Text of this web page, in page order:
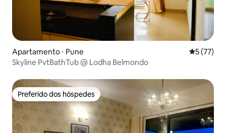
Apartamento ⋅ Pune 5 de uma
5 (77)
Skyline PvtBathTub @ Lodha Belmondo
Preferido dos hóspedes
Preferido dos hóspedes